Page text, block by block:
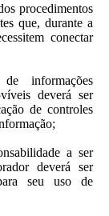
procedimentos
que, durante a
conectar
informações
deverá ser
de controles
a ser
deverá ser
seu uso de